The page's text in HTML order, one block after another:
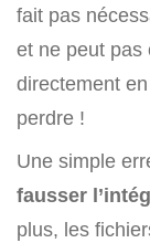
fait pas
et ne peut pas
directement
perdre !
Une simple
fausser
plus, les